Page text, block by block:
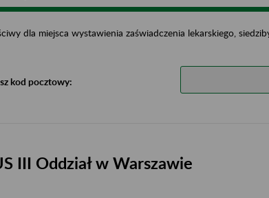
dla miejsca wystawienia zaświadczenia lekarskiego,
kod pocztowy:
III Oddział w Warszawie